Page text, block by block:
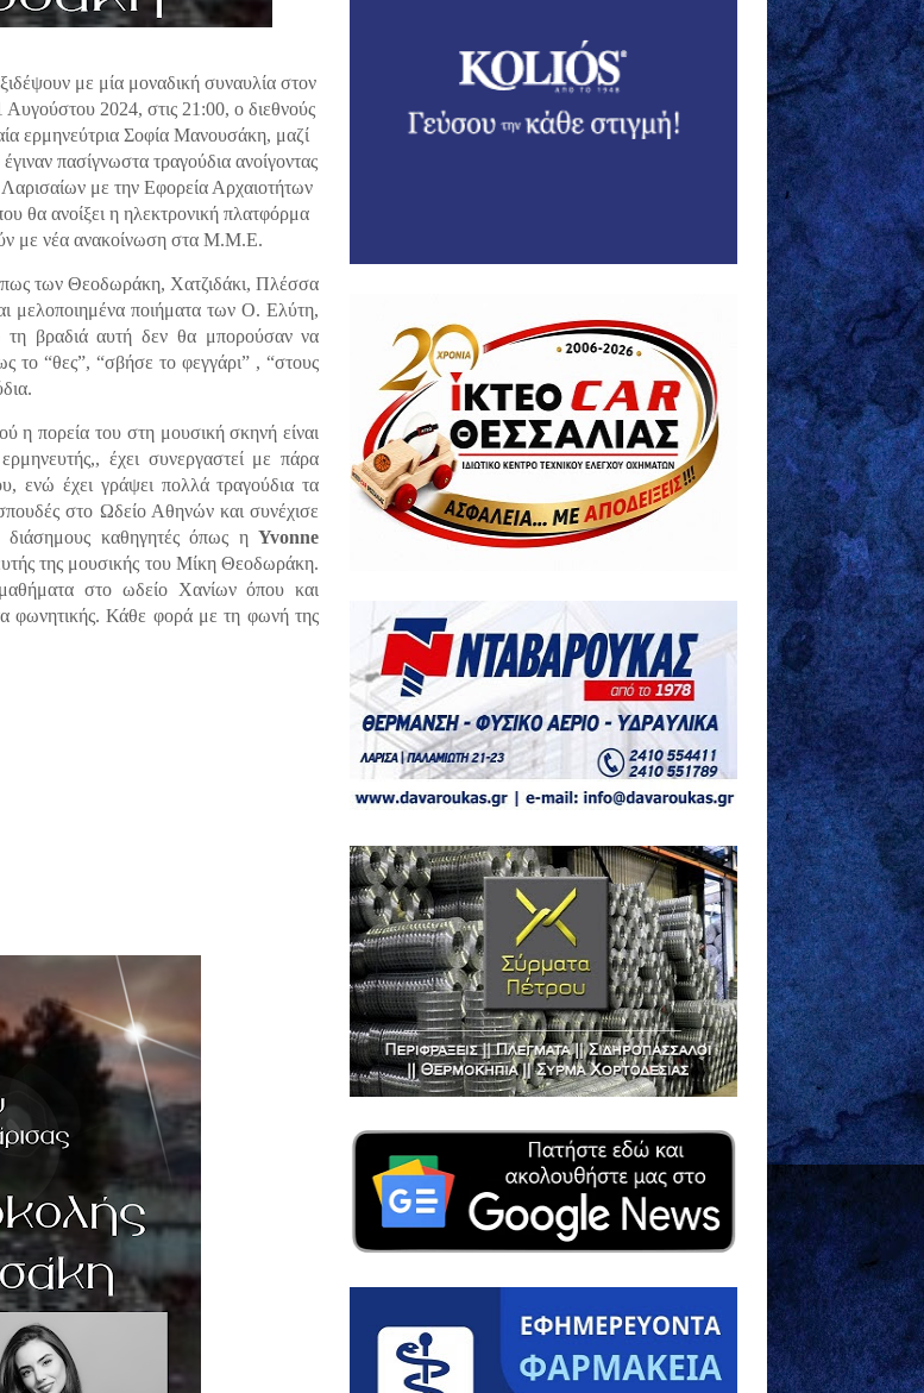
με μία μοναδική συναυλία στον
2024, στις 21:00, ο διεθνούς
ερμηνεύτρια Σοφία Μανουσάκη, μαζί
πασίγνωστα τραγούδια ανοίγοντας
με την Εφορεία Αρχαιοτήτων
θα ανοίξει η ηλεκτρονική πλατφόρμα
με νέα ανακοίνωση στα Μ.Μ.Ε.
των Θεοδωράκη, Χατζιδάκι, Πλέσσα
μελοποιημένα ποιήματα των Ο. Ελύτη,
βραδιά αυτή δεν θα μπορούσαν να
το “θες”, “σβήσε το φεγγάρι” , “στους
η πορεία του στη μουσική σκηνή είναι
έχει συνεργαστεί με πάρα
ενώ έχει γράψει πολλά τραγούδια τα
στο Ωδείο Αθηνών και συνέχισε
διάσημους καθηγητές όπως ηYvonne
της μουσικής του Μίκη Θεοδωράκη.
στο ωδείο Χανίων όπου και
φωνητικής. Κάθε φορά με τη φωνή της